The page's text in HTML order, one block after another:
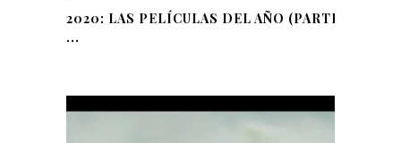
2020: LAS PELÍCULAS DEL AÑO (PARTE
...